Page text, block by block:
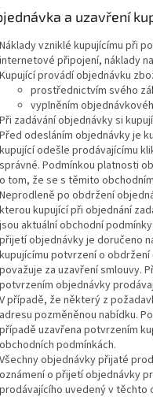
a uzavření
Náklady vzniklé kupujícímu při
internetové připojení, náklady
Kupující provádí objednávku
prostřednictvím svého
vyplněním
Při zadávání objednávky si
Před odesláním objednávky je
kupující odešle prodávajícímu
správné. Podmínkou platnosti
o tom, že se s těmito
Neprodleně po obdržení
kterou kupující při objednání
jsou aktuální obchodní
přijetí objednávky je doručeno
kupujícímu potvrzení o
považuje za uzavření smlouvy.
potvrzením objednávky
V případě, že některý z
adresu pozměněnou nabídku.
případě uzavřena potvrzením
obchodních podmínkách.
Všechny objednávky přijaté
oznámení o přijetí objednávky
prodávajícího uvedený v těchto